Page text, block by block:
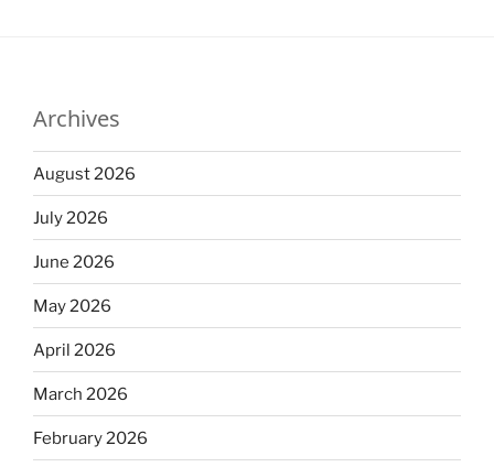
Archives
August 2026
July 2026
June 2026
May 2026
April 2026
March 2026
February 2026